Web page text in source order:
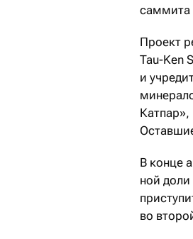
саммита
Проект
Tau-Ken
и
В конце
ной
во